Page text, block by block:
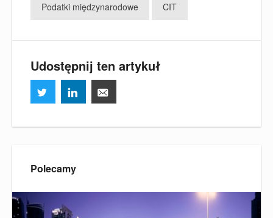
Podatki międzynarodowe CIT
Udostępnij ten artykuł
Polecamy